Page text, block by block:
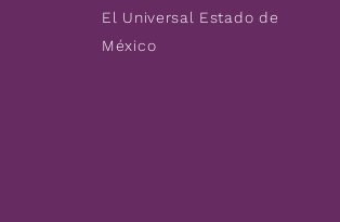
El Universal Estado de
México